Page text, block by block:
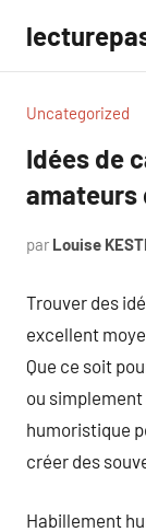
contenu
Uncategorized
Idées de
amateurs
par Louise
Trouver des
excellent
Que ce soit
ou
humoristique
créer des
Habillement